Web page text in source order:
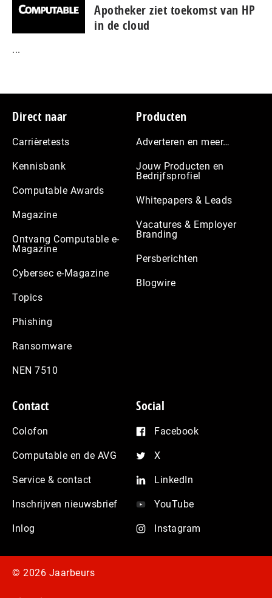
Apotheker ziet toekomst van HP
in de cloud
...
Footer
Direct naar
Carrièretests
Kennisbank
Computable Awards
Magazine
Ontvang Computable e-
Magazine
Cybersec e-Magazine
Topics
Phishing
Ransomware
NEN 7510
Producten
Adverteren en meer…
Jouw Producten en
Bedrijfsprofiel
Whitepapers & Leads
Vacatures & Employer
Branding
Persberichten
Blogwire
Contact
Colofon
Computable en de AVG
Service & contact
Inschrijven nieuwsbrief
Inlog
Social
Facebook
X
LinkedIn
YouTube
Instagram
© 2026 Jaarbeurs